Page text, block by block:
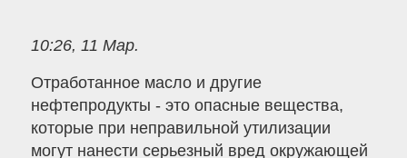
10:26, 11 Мар.
Отработанное масло и другие
нефтепродукты - это опасные вещества,
которые при неправильной утилизации
могут нанести серьезный вред окружающей